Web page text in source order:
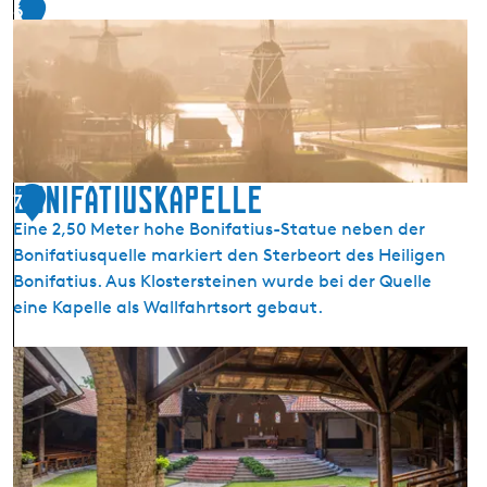
k
6
7
Bonifatiuskapelle
Eine 2,50 Meter hohe Bonifatius-Statue neben der
Bonifatiusquelle markiert den Sterbeort des Heiligen
Bonifatius. Aus Klostersteinen wurde bei der Quelle
eine Kapelle als Wallfahrtsort gebaut.
B
o
n
i
f